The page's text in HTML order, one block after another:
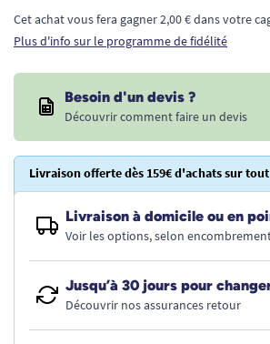
Cet achat vous fera gagner 2,00 € dans votre
Plus d'info sur le programme de fidélité
Besoin d'un devis ?
Découvrir comment faire un devis
Livraison offerte dès 159€ d'achats sur
Livraison à domicile ou en
Voir les options, selon
Jusqu’à 30 jours pour
Découvrir nos assurances retour